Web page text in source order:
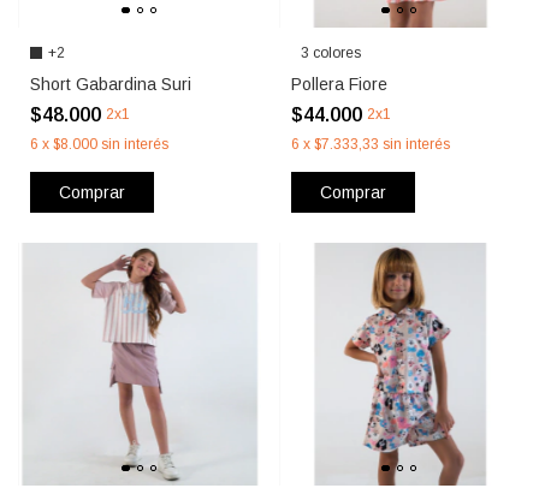
+2
Short Gabardina Suri
$48.000 2x1
6 x $8.000 sin interés
Comprar
3 colores
Pollera Fiore
$44.000 2x1
6 x $7.333,33 sin interés
Comprar